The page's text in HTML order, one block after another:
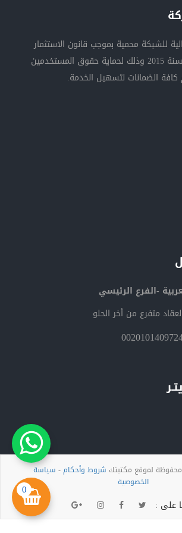
0
للشبكة محمية بموجب قانون الاستثمار
المصري رقم (17) لسنة 2015 وذلك لحماية حقوق المستخدمين
الضمانات لتسهيل الخدمة.
-الفرع الرئيسي
متفرع من أخر الحلو
لموقع مكتبتك شروط وأحكام- سياسة
الخصوصية
على :